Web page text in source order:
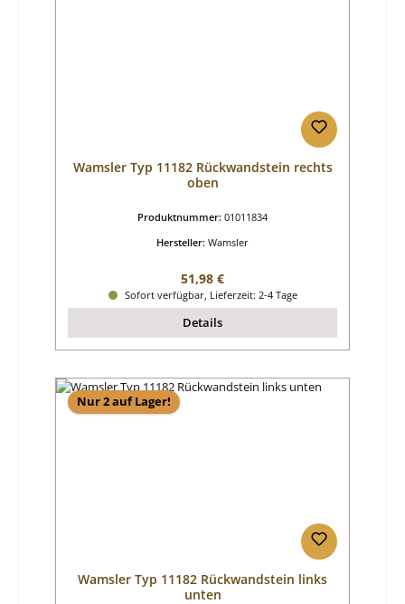
Wamsler Typ 11182 Rückwandstein rechts
oben
Produktnummer: 01011834
Hersteller: Wamsler
Regulärer Preis:
51,98 €
Sofort verfügbar, Lieferzeit: 2-4 Tage
Details
Nur 2 auf Lager!
Wamsler Typ 11182 Rückwandstein links
unten